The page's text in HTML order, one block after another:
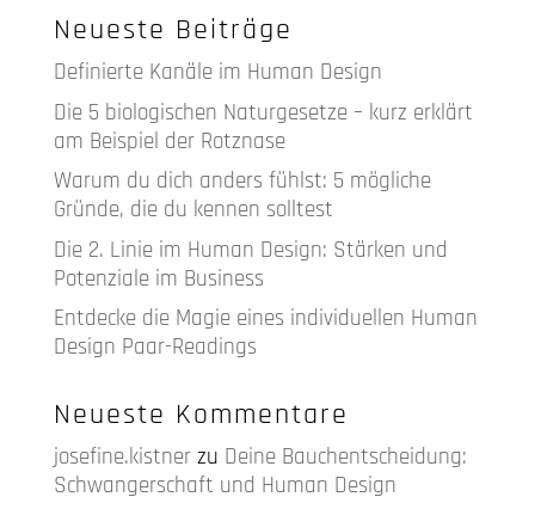
Neueste Beiträge
Definierte Kanäle im Human Design
Die 5 biologischen Naturgesetze – kurz erklärt
am Beispiel der Rotznase
Warum du dich anders fühlst: 5 mögliche
Gründe, die du kennen solltest
Die 2. Linie im Human Design: Stärken und
Potenziale im Business
Entdecke die Magie eines individuellen Human
Design Paar-Readings
Neueste Kommentare
josefine.kistnerzu Deine Bauchentscheidung:
Schwangerschaft und Human Design